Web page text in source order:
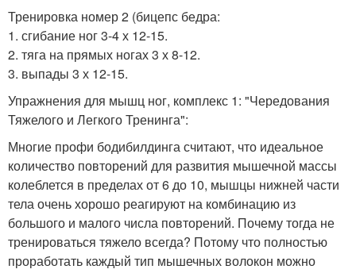
Тренировка номер 2 (бицепс бедра:
1. сгибание ног 3-4 х 12-15.
2. тяга на прямых ногах 3 х 8-12.
3. выпады 3 х 12-15.
Упражнения для мышц ног, комплекс 1: "Чередования
Тяжелого и Легкого Тренинга":
Многие профи бодибилдинга считают, что идеальное
количество повторений для развития мышечной массы
колеблется в пределах от 6 до 10, мышцы нижней части
тела очень хорошо реагируют на комбинацию из
большого и малого числа повторений. Почему тогда не
тренироваться тяжело всегда? Потому что полностью
проработать каждый тип мышечных волокон можно